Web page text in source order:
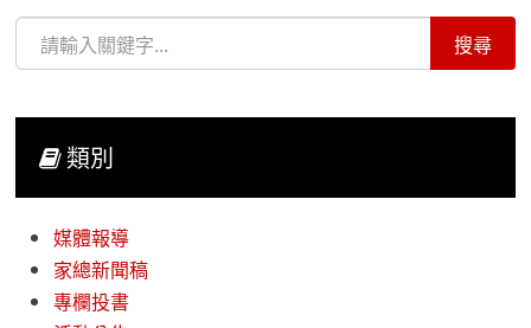
類別
媒體報導
家總新聞稿
專欄投書